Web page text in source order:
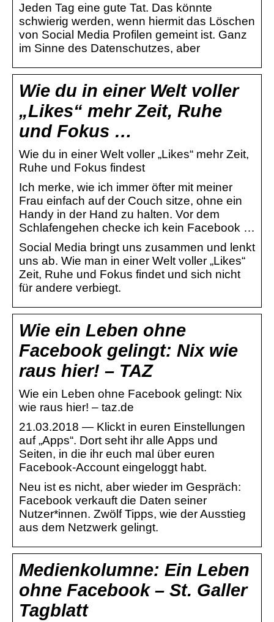
Jeden Tag eine gute Tat. Das könnte
schwierig werden, wenn hiermit das Löschen
von Social Media Profilen gemeint ist. Ganz
im Sinne des Datenschutzes, aber
Wie du in einer Welt voller
„Likes“ mehr Zeit, Ruhe
und Fokus …
Wie du in einer Welt voller „Likes“ mehr Zeit,
Ruhe und Fokus findest
Ich merke, wie ich immer öfter mit meiner
Frau einfach auf der Couch sitze, ohne ein
Handy in der Hand zu halten. Vor dem
Schlafengehen checke ich kein Facebook …
Social Media bringt uns zusammen und lenkt
uns ab. Wie man in einer Welt voller „Likes“
Zeit, Ruhe und Fokus findet und sich nicht
für andere verbiegt.
Wie ein Leben ohne
Facebook gelingt: Nix wie
raus hier! – TAZ
Wie ein Leben ohne Facebook gelingt: Nix
wie raus hier! – taz.de
21.03.2018 — Klickt in euren Einstellungen
auf „Apps“. Dort seht ihr alle Apps und
Seiten, in die ihr euch mal über euren
Facebook-Account eingeloggt habt.
Neu ist es nicht, aber wieder im Gespräch:
Facebook verkauft die Daten seiner
Nutzer*innen. Zwölf Tipps, wie der Ausstieg
aus dem Netzwerk gelingt.
Medienkolumne: Ein Leben
ohne Facebook – St. Galler
Tagblatt